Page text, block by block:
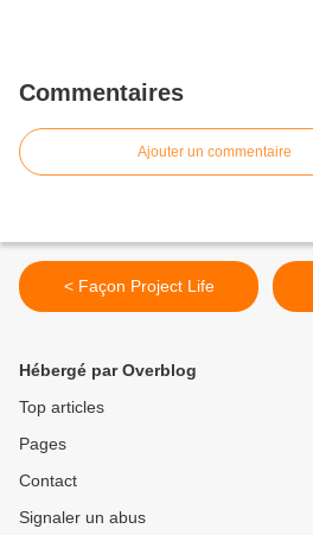
Commentaires
Ajouter un commentaire
< Façon Project Life
Hébergé par Overblog
Top articles
Pages
Contact
Signaler un abus